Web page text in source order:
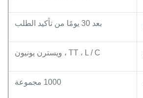
بعد 30 يومًا من تأكيد الطلب
TT ، L / C ، ويسترن يونيون
1000 مجموعة